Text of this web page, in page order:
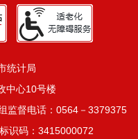
统计局
中心10号楼
监督电话：0564－3379375
识码：3415000072